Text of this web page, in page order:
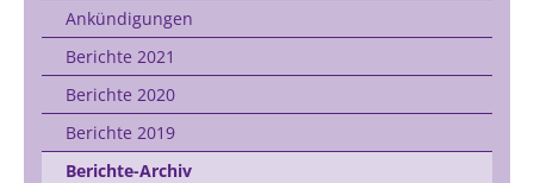
Ankündigungen
Berichte 2021
Berichte 2020
Berichte 2019
Berichte-Archiv